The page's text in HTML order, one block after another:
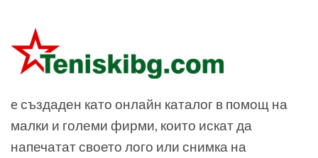
e създаден като онлайн каталог в помощ на
малки и големи фирми, които искат да
напечатат своето лого или снимка на